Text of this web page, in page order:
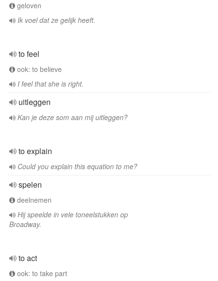
geloven
Ik voel dat ze gelijk heeft.
to feel
ook: to believe
I feel that she is right.
uitleggen
Kan je deze som aan mij uitleggen?
to explain
Could you explain this equation to me?
spelen
deelnemen
Hij speelde in vele toneelstukken op
Broadway.
to act
ook: to take part